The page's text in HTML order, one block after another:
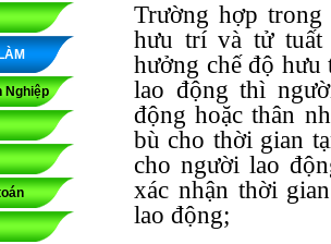
Nghiệp
Trường hợp
hưu trí và tử tuất
hưởng chế độ hưu
lao động thì
động hoặc thân
bù cho thời gian
cho người lao
xác nhận thời
lao động;